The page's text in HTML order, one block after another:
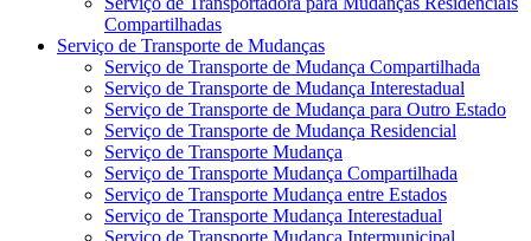
Compartilhadas
Serviço de Transporte de Mudanças
Serviço de Transporte de Mudança Compartilhada
Serviço de Transporte de Mudança Interestadual
Serviço de Transporte de Mudança para Outro Estado
Serviço de Transporte de Mudança Residencial
Serviço de Transporte Mudança
Serviço de Transporte Mudança Compartilhada
Serviço de Transporte Mudança entre Estados
Serviço de Transporte Mudança Interestadual
Serviço de Transporte Mudança Intermunicipal